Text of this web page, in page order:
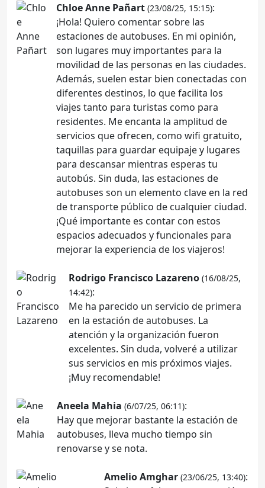
Chloe Anne Pañart (23/08/25, 15:15):
¡Hola! Quiero comentar sobre las
estaciones de autobuses. En mi opinión,
son lugares muy importantes para la
movilidad de las personas en las ciudades.
Además, suelen estar bien conectadas con
diferentes destinos, lo que facilita los
viajes tanto para turistas como para
residentes. Me encanta la amplitud de
servicios que ofrecen, como wifi gratuito,
taquillas para guardar equipaje y lugares
para descansar mientras esperas tu
autobús. Sin duda, las estaciones de
autobuses son un elemento clave en la red
de transporte público de cualquier ciudad.
¡Qué importante es contar con estos
espacios adecuados y funcionales para
mejorar la experiencia de los viajeros!
Rodrigo Francisco Lazareno (16/08/25,
14:42):
Me ha parecido un servicio de primera
en la estación de autobuses. La
atención y la organización fueron
excelentes. Sin duda, volveré a utilizar
sus servicios en mis próximos viajes.
¡Muy recomendable!
Aneela Mahia (6/07/25, 06:11):
Hay que mejorar bastante la estación de
autobuses, lleva mucho tiempo sin
renovarse y se nota.
Amelio Amghar (23/06/25, 13:40):